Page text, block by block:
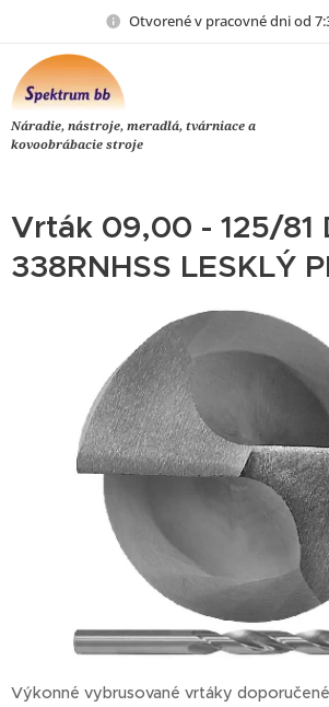
Otvorené v pracovné dni od
Náradie, nástroje, meradlá, tvárniace a
kovoobrábacie stroje
Vrták 09,00 - 125/81
338RNHSS LESKLÝ
Výkonné vybrusované vrtáky